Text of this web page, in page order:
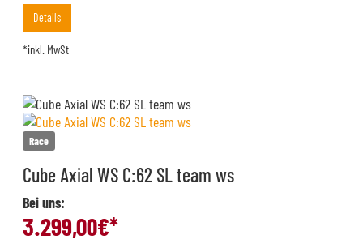
Details
*inkl. MwSt
Race
Cube Axial WS C:62 SL team ws
Bei uns:
3.299,00€*